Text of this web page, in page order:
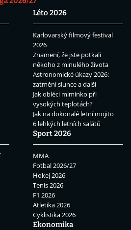
Léto 2026
Karlovarský filmový festival
2026
Znamení, že jste potkali
někoho z minulého života
Astronomické úkazy 2026:
zatmění slunce a další
Jak obléci miminko při
vysokých teplotách?
Jak na dokonalé letní mojito
6 lehkých letních salátů
Sport 2026
MMA
Fotbal 2026/27
Hokej 2026
Tenis 2026
F1 2026
Atletika 2026
Cyklistika 2026
Ekonomika